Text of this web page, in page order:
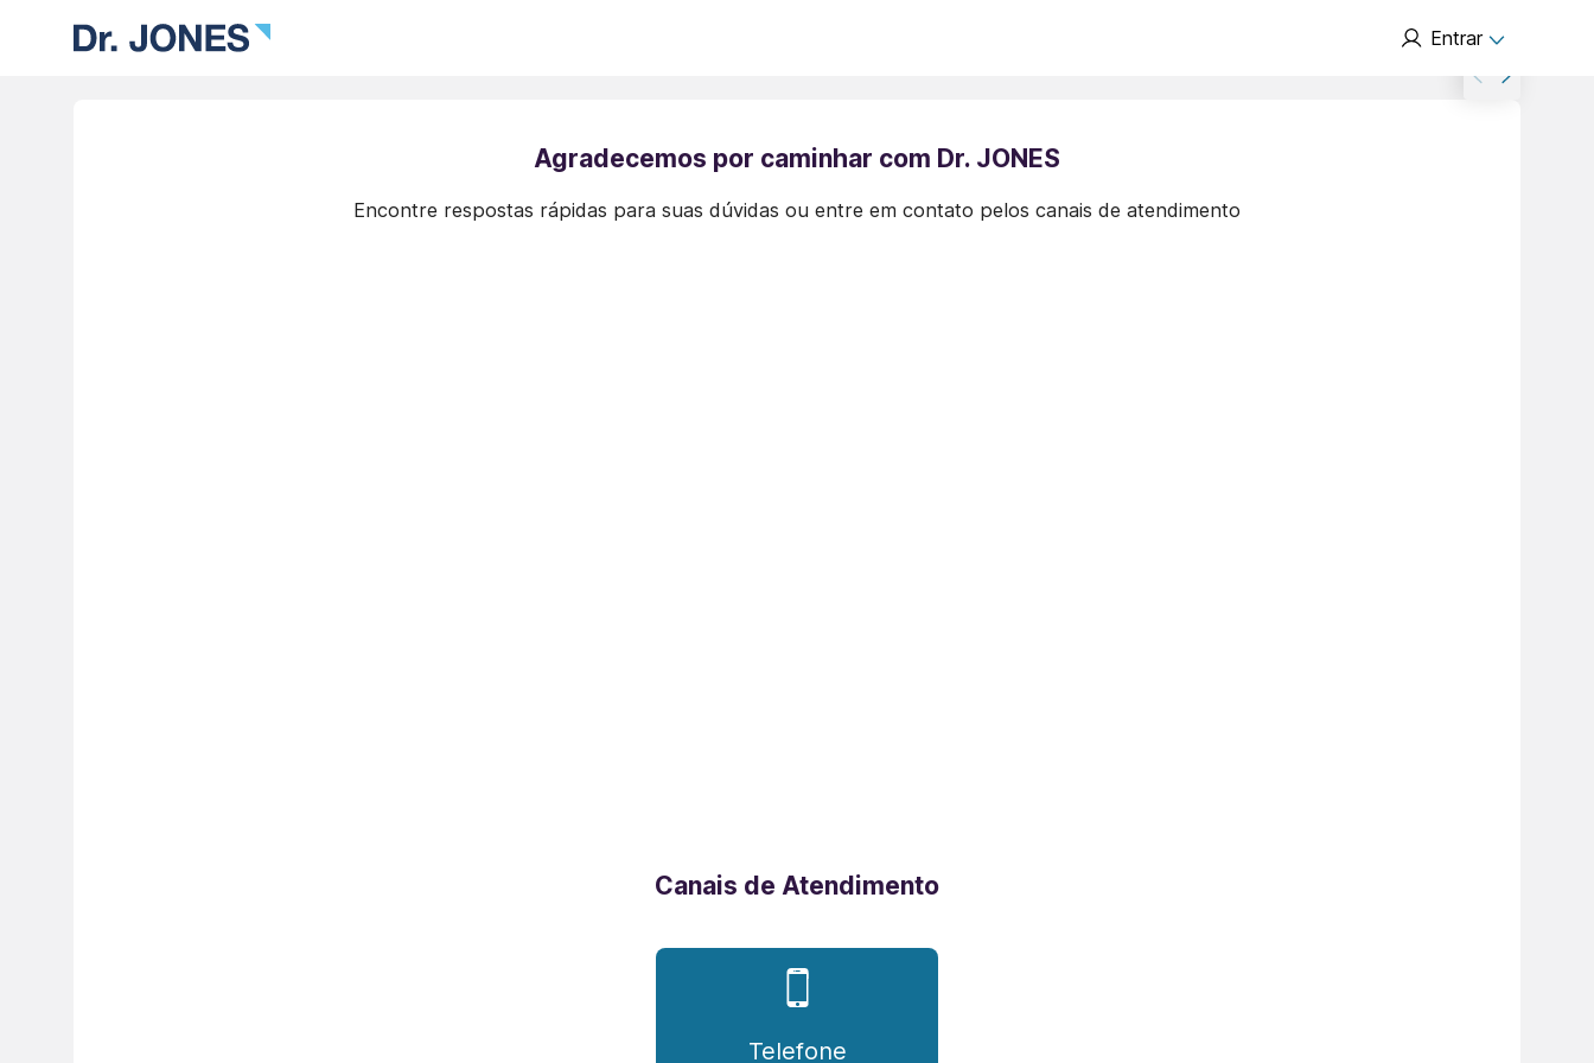
Entrar
Agradecemos por caminhar com Dr. JONES
Encontre respostas rápidas para suas dúvidas ou entre em contato pelos canais de atendimento
Canais de Atendimento
Telefone